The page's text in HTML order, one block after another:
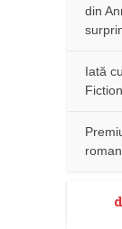
din
Iată